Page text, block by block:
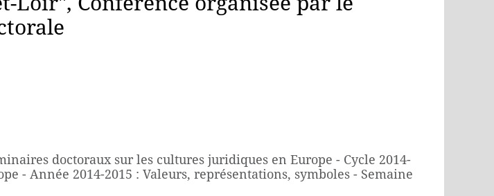
doctoraux sur les cultures juridiques en Europe - Cycle 2014-
- Année 2014-2015 : Valeurs, représentations, symboles - Semaine